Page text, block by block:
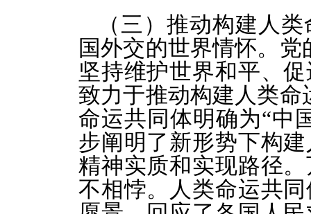
（三）推动构建人
国外交的世界情怀。
坚持维护世界和平、
致力于推动构建人类命
命运共同体明确为“中
步阐明了新形势下构
精神实质和实现路径
不相悖。人类命运共